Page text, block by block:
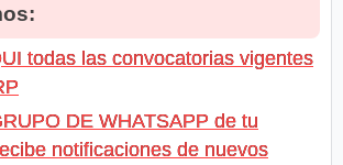
todas las convocatorias vigentes
DE WHATSAPP de tu
notificaciones de nuevos